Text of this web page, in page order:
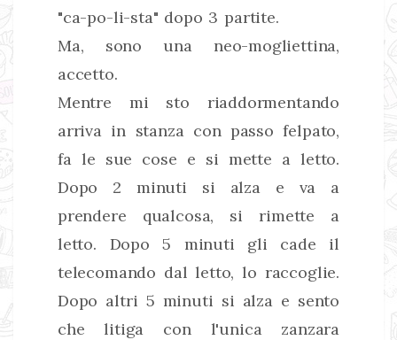
"ca-po-li-sta" dopo 3 partite.
Ma, sono una neo-mogliettina,
accetto.
Mentre mi sto riaddormentando
arriva in stanza con passo felpato,
fa le sue cose e si mette a letto.
Dopo 2 minuti si alza e va a
prendere qualcosa, si rimette a
letto. Dopo 5 minuti gli cade il
telecomando dal letto, lo raccoglie.
Dopo altri 5 minuti si alza e sento
che litiga con l'unica zanzara